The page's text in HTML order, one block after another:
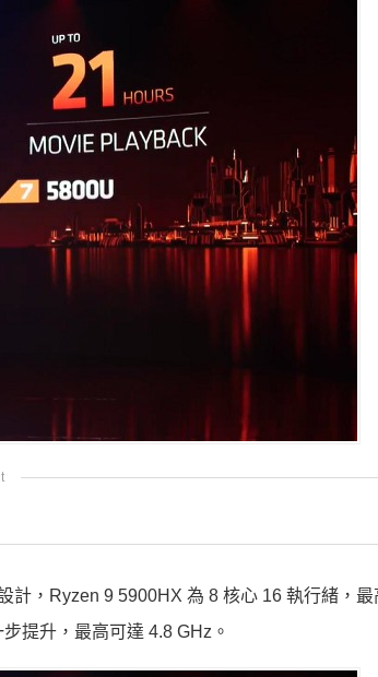
計，Ryzen 9 5900HX 為 8 核心 16 執行緒，最
提升，最高可達 4.8 GHz。